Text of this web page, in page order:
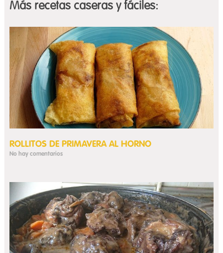
Más recetas caseras y fáciles:
ROLLITOS DE PRIMAVERA AL HORNO
No hay comentarios